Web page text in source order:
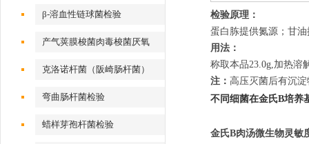
β-溶血性链球菌检验
产气荚膜梭菌肉毒梭菌厌氧
克洛诺杆菌（阪崎肠杆菌）
弯曲肠杆菌检验
蜡样芽孢杆菌检验
检验原理：
蛋白胨提供氮源；甘
用法：
称取本品23.0g,加热溶
注： 高压灭菌后有沉淀
不同细菌在金氏B培养
金氏B肉汤微生物灵敏